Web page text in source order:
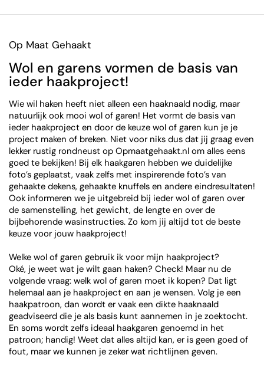
Op Maat Gehaakt
Wol en garens vormen de basis van
ieder haakproject!
Wie wil haken heeft niet alleen een haaknaald nodig, maar
natuurlijk ook mooi wol of garen! Het vormt de basis van
ieder haakproject en door de keuze wol of garen kun je je
project maken of breken. Niet voor niks dus dat jij graag even
lekker rustig rondneust op Opmaatgehaakt.nl om alles eens
goed te bekijken! Bij elk haakgaren hebben we duidelijke
foto’s geplaatst, vaak zelfs met inspirerende foto’s van
gehaakte dekens, gehaakte knuffels en andere eindresultaten!
Ook informeren we je uitgebreid bij ieder wol of garen over
de samenstelling, het gewicht, de lengte en over de
bijbehorende wasinstructies. Zo kom jij altijd tot de beste
keuze voor jouw haakproject!
Welke wol of garen gebruik ik voor mijn haakproject?
Oké, je weet wat je wilt gaan haken? Check! Maar nu de
volgende vraag: welk wol of garen moet ik kopen? Dat ligt
helemaal aan je haakproject en aan je wensen. Volg je een
haakpatroon, dan wordt er vaak een dikte haaknaald
geadviseerd die je als basis kunt aannemen in je zoektocht.
En soms wordt zelfs ideaal haakgaren genoemd in het
patroon; handig! Weet dat alles altijd kan, er is geen goed of
fout, maar we kunnen je zeker wat richtlijnen geven.